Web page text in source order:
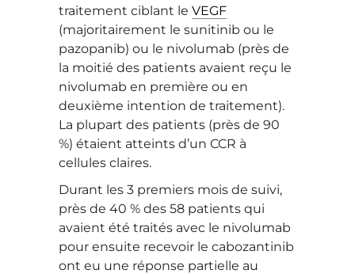
traitement ciblant le VEGF
(majoritairement le sunitinib ou le
pazopanib) ou le nivolumab (près de
la moitié des patients avaient reçu le
nivolumab en première ou en
deuxième intention de traitement).
La plupart des patients (près de 90
%) étaient atteints d’un CCR à
cellules claires.
Durant les 3 premiers mois de suivi,
près de 40 % des 58 patients qui
avaient été traités avec le nivolumab
pour ensuite recevoir le cabozantinib
ont eu une réponse partielle au